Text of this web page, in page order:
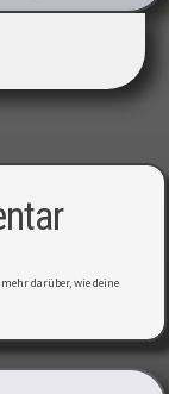
darüber, wie deine